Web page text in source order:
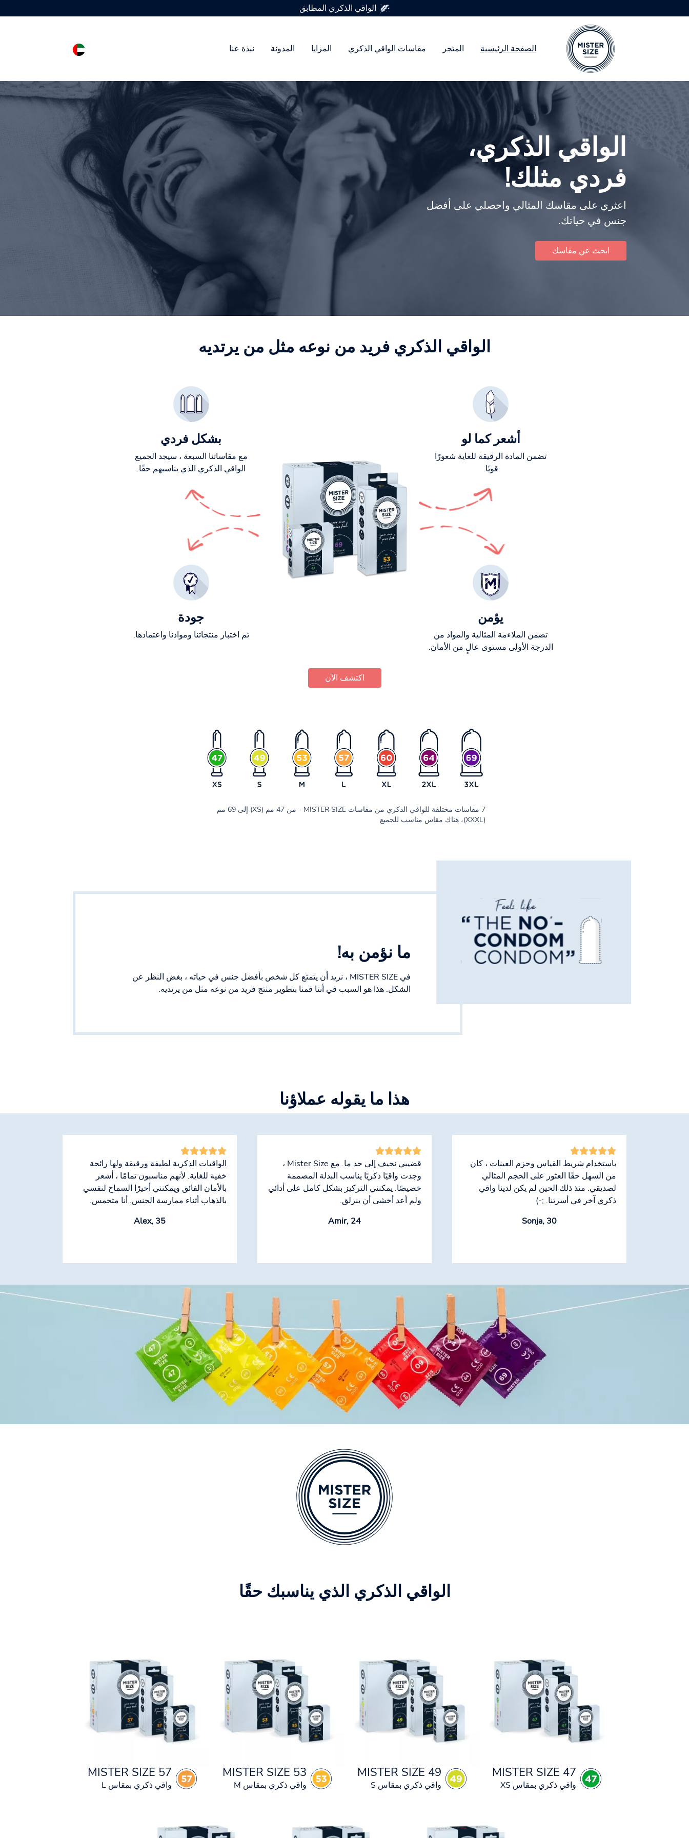
الصفحة الرئيسية المتجر مقاسات الواقي الذكري المزايا المدونة نبذة عنا
متوفر في 7 أحجام للواقي الذكري
الواقي الذكري،
فردي مثلك!
اعثري على مقاسك المثالي واحصلي على أفضل
جنس في حياتك.
ابحث عن مقاسك
الواقي الذكري فريد من نوعه مثل من يرتديه
أشعر كما لو
تضمن المادة الرقيقة للغاية شعورًا
قويًا.
يؤمن
تضمن الملاءمة المثالية والمواد من
الدرجة الأولى مستوى عالٍ من الأمان.
بشكل فردي
مع مقاساتنا السبعة ، سيجد الجميع
الواقي الذكري الذي يناسبهم حقًا.
جودة
تم اختبار منتجاتنا وموادنا واعتمادها.
اكتشف الآن
7 مقاسات مختلفة للواقي الذكري من مقاسات MISTER SIZE - من 47 مم (XS) إلى 69 مم
(XXXL)، هناك مقاس مناسب للجميع
ما نؤمن به!
في MISTER SIZE ، نريد أن يتمتع كل شخص بأفضل جنس في حياته ، بغض النظر عن
الشكل. هذا هو السبب في أننا قمنا بتطوير منتج فريد من نوعه مثل من يرتديه.
هذا ما يقوله عملاؤنا
باستخدام شريط القياس وحزم العينات ، كان
من السهل حقًا العثور على الحجم المثالي
لصديقي. منذ ذلك الحين لم يكن لدينا واقي
ذكري آخر في أسرتنا. ;-)
Sonja, 30
قضيبي نحيف إلى حد ما. مع Mister Size ،
وجدت واقيًا ذكريًا يناسب البدلة المصممة
خصيصًا. يمكنني التركيز بشكل كامل على أدائي
ولم أعد أخشى أن ينزلق.
Amir, 24
الواقيات الذكرية لطيفة ورقيقة ولها رائحة
خفية للغاية. لأنهم مناسبون تمامًا ، أشعر
بالأمان الفائق ويمكنني أخيرًا السماح لنفسي
بالذهاب أثناء ممارسة الجنس. أنا متحمس.
Alex, 35
الواقي الذكري الذي يناسبك حقًا
MISTER SIZE 47
واقي ذكري بمقاس XS
MISTER SIZE 49
واقي ذكري بمقاس S
MISTER SIZE 53
واقي ذكري بمقاس M
MISTER SIZE 57
واقي ذكري بمقاس L